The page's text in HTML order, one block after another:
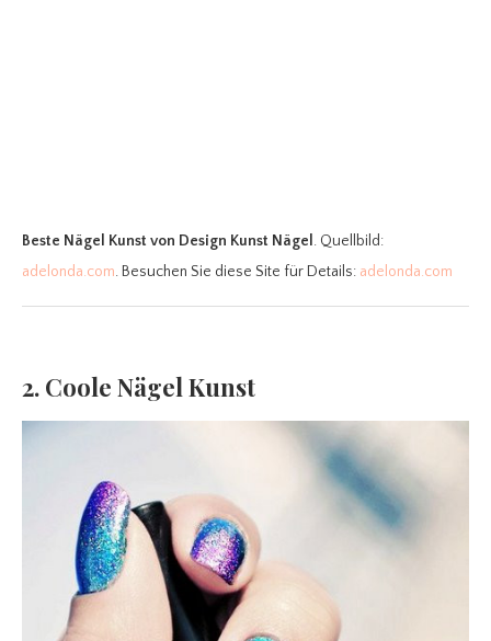
Beste Nägel Kunst von Design Kunst Nägel . Quellbild:
adelonda.com. Besuchen Sie diese Site für Details: adelonda.com
2. Coole Nägel Kunst